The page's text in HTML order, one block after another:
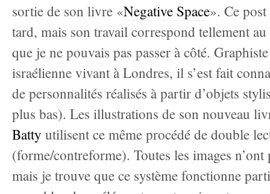
sortie de son livre «Negative Space». Ce
tard, mais son travail correspond tellement
que je ne pouvais pas passer à côté.
israélienne vivant à Londres, il s’est fait
de personnalités réalisés à partir d’objets
plus bas). Les illustrations de son nouveau
Batty utilisent ce même procédé de double
(forme/contreforme). Toutes les images n’ont
mais je trouve que ce système fonctionne